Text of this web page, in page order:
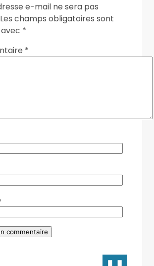
e-mail ne sera pas
Les champs obligatoires sont
*
*